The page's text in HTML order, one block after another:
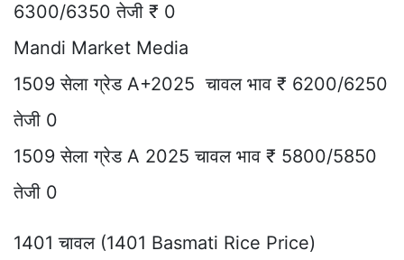
6300/6350 तेजी ₹ 0
Mandi Market Media
1509 सेला ग्रेड A+2025 चावल भाव ₹ 6200/6250
तेजी 0
1509 सेला ग्रेड A 2025 चावल भाव ₹ 5800/5850
तेजी 0
1401 चावल (1401 Basmati Rice Price)